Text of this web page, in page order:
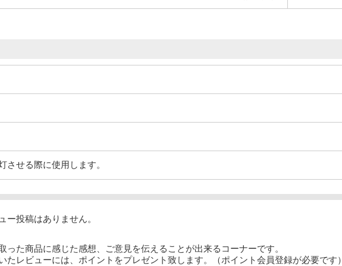
させる際に使用します。
ー投稿はありません。
った商品に感じた感想、ご意見を伝えることが出来るコーナーです。
たレビューには、ポイントをプレゼント致します。（ポイント会員登録が必要です）